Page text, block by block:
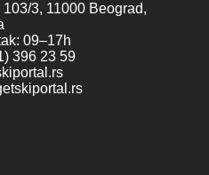
3, 11000 Beograd,
09–17h
396 23 59